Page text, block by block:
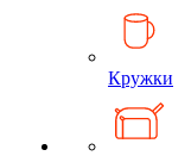
Кружки